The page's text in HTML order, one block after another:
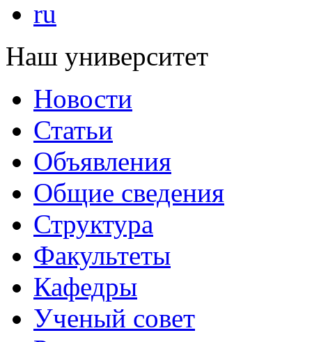
ru
Наш университет
Новости
Статьи
Объявления
Общие сведения
Структура
Факультеты
Кафедры
Ученый совет